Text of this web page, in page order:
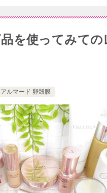
を使ってみて
アルマード 卵殻膜